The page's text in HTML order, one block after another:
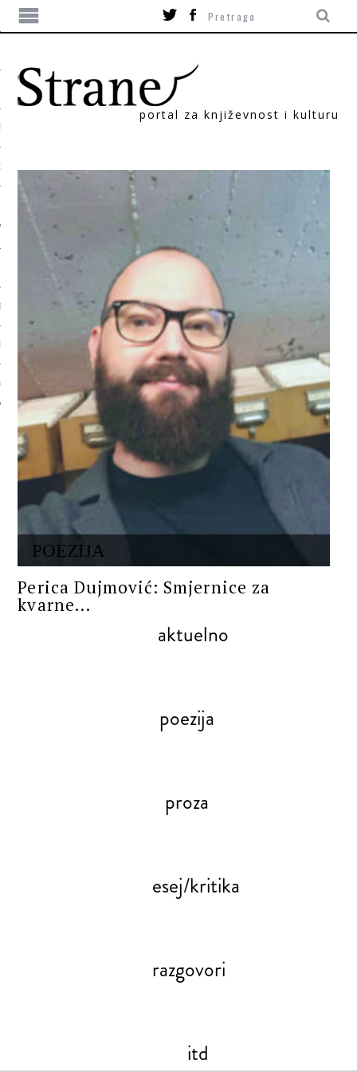
portal za književnost i kulturu
POEZIJA
Perica Dujmović: Smjernice za
kvarne...
aktuelno
poezija
proza
esej/kritika
razgovori
itd